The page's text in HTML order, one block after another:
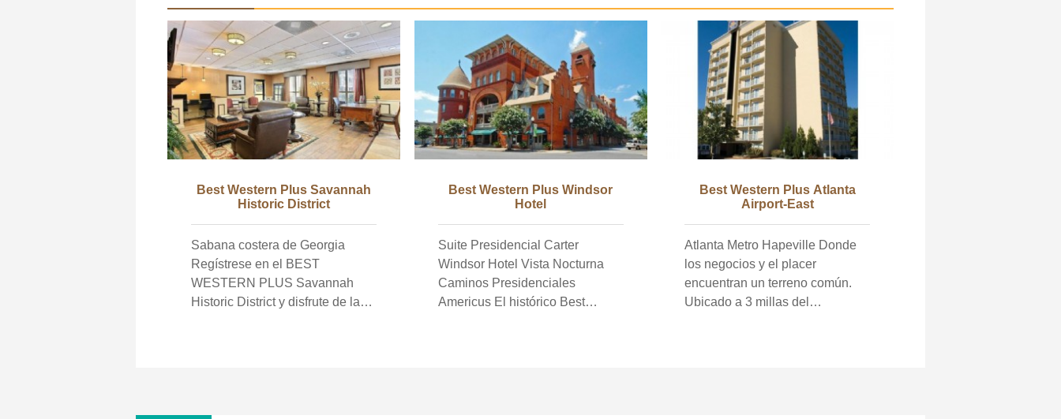
Best Western Plus Savannah
Historic District
Sabana costera de Georgia
Regístrese en el BEST
WESTERN PLUS Savannah
Historic District y disfrute de las
lujosas camas, Wi-Fi gratis,
Best Western Plus Windsor
Hotel
Suite Presidencial Carter
Windsor Hotel Vista Nocturna
Caminos Presidenciales
Americus El histórico Best
Best Western Plus Atlanta
Airport-East
Atlanta Metro Hapeville Donde
los negocios y el placer
encuentran un terreno común.
Ubicado a 3 millas del